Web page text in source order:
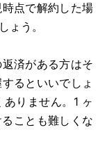
点で解約した場
ょう。
済がある方はそ
るといいでしょ
りません。1 ヶ
ことも難しくな